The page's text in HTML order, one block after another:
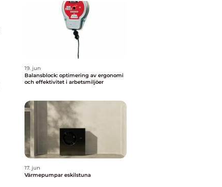
19. jun
Balansblock: optimering av ergonomi
och effektivitet i arbetsmiljöer
17. jun
Värmepumpar eskilstuna